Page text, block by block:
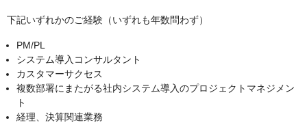
下記いずれかのご経験（いずれも年数問わず）
PM/PL
システム導入コンサルタント
カスタマーサクセス
複数部署にまたがる社内システム導入のプロジェクトマネジメン
ト
経理、決算関連業務